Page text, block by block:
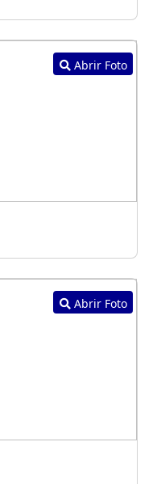
Abrir Foto
Abrir Foto